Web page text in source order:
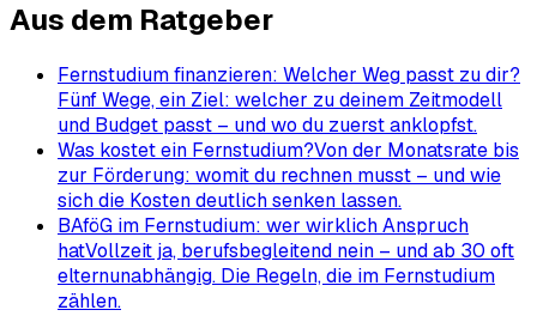
Aus dem Ratgeber
Fernstudium finanzieren: Welcher Weg passt zu dir?
Fünf Wege, ein Ziel: welcher zu deinem Zeitmodell
und Budget passt – und wo du zuerst anklopfst.
Was kostet ein Fernstudium?Von der Monatsrate bis
zur Förderung: womit du rechnen musst – und wie
sich die Kosten deutlich senken lassen.
BAföG im Fernstudium: wer wirklich Anspruch
hatVollzeit ja, berufsbegleitend nein – und ab 30 oft
elternunabhängig. Die Regeln, die im Fernstudium
zählen.